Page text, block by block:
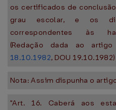
os certificados de
grau escolar, e os
correspondentes às
(Redação dada ao
18.10.1982, DOU 19.10.1982)
Nota: Assim dispunha o
"Art. 16. Caberá aos